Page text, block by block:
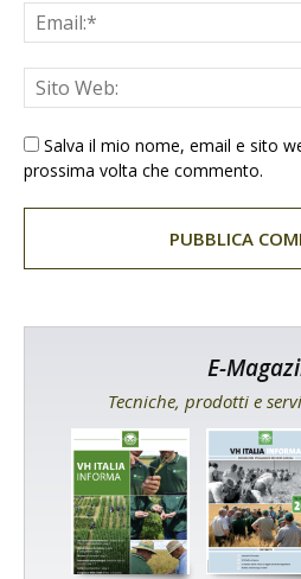
Salva il mio nome, email e sito
prossima volta che commento.
E-
Tecniche, prodotti e